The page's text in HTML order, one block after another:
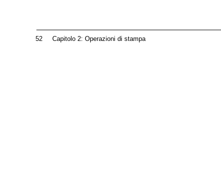
52 Capitolo 2: Operazioni di stampa